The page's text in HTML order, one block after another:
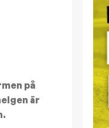
på
är